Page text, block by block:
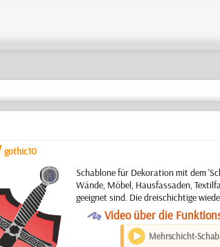
gothic10
c
Schablone für Dekoration mit dem
Wände, Möbel, Hausfassaden,
geeignet sind. Die dreischichtige
OVideo über die
Mehrschicht-